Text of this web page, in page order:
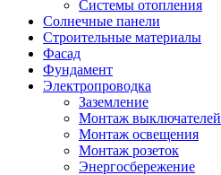
Системы отопления
Солнечные панели
Строительные материалы
Фасад
Фундамент
Электропроводка
Заземление
Монтаж выключателей
Монтаж освещения
Монтаж розеток
Энергосбережение